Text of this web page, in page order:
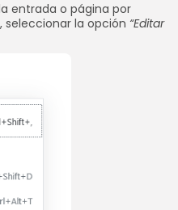
entrada o página por
seleccionar la opción “Editar